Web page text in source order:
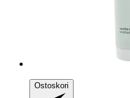
Ostoskori